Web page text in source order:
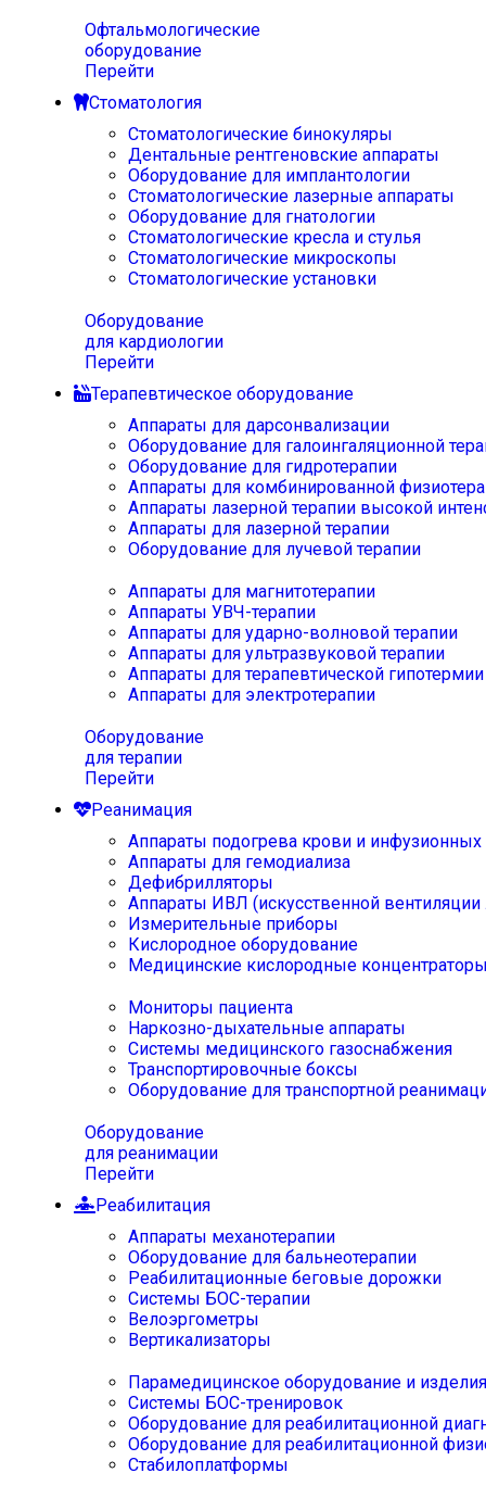
Офтальмологические
оборудование
Перейти
Стоматология
Стоматологические бинокуляры
Дентальные рентгеновские аппараты
Оборудование для имплантологии
Стоматологические лазерные аппараты
Оборудование для гнатологии
Стоматологические кресла и стулья
Стоматологические микроскопы
Стоматологические установки
Оборудование
для кардиологии
Перейти
Терапевтическое оборудование
Аппараты для дарсонвализации
Оборудование для галоингаляционной
Оборудование для гидротерапии
Аппараты для комбинированной
Аппараты лазерной терапии высокой
Аппараты для лазерной терапии
Оборудование для лучевой терапии
Аппараты для магнитотерапии
Аппараты УВЧ-терапии
Аппараты для ударно-волновой терапии
Аппараты для ультразвуковой терапии
Аппараты для терапевтической
Аппараты для электротерапии
Оборудование
для терапии
Перейти
Реанимация
Аппараты подогрева крови и инфузионных
Аппараты для гемодиализа
Дефибрилляторы
Аппараты ИВЛ (искусственной вентиляции
Измерительные приборы
Кислородное оборудование
Медицинские кислородные
Мониторы пациента
Наркозно-дыхательные аппараты
Системы медицинского газоснабжения
Транспортировочные боксы
Оборудование для транспортной
Оборудование
для реанимации
Перейти
Реабилитация
Аппараты механотерапии
Оборудование для бальнеотерапии
Реабилитационные беговые дорожки
Системы БОС-терапии
Велоэргометры
Вертикализаторы
Парамедицинское оборудование и изделия
Системы БОС-тренировок
Оборудование для реабилитационной
Оборудование для реабилитационной
Стабилоплатформы